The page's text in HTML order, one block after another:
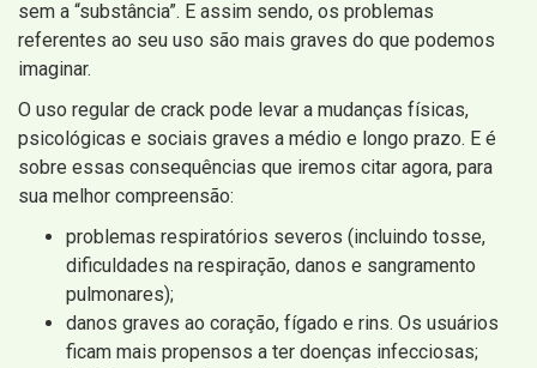
sem a “substância”. E assim sendo, os problemas
referentes ao seu uso são mais graves do que podemos
imaginar.
O uso regular de crack pode levar a mudanças físicas,
psicológicas e sociais graves a médio e longo prazo. E é
sobre essas consequências que iremos citar agora, para
sua melhor compreensão:
problemas respiratórios severos (incluindo tosse,
dificuldades na respiração, danos e sangramento
pulmonares);
danos graves ao coração, fígado e rins. Os usuários
ficam mais propensos a ter doenças infecciosas;